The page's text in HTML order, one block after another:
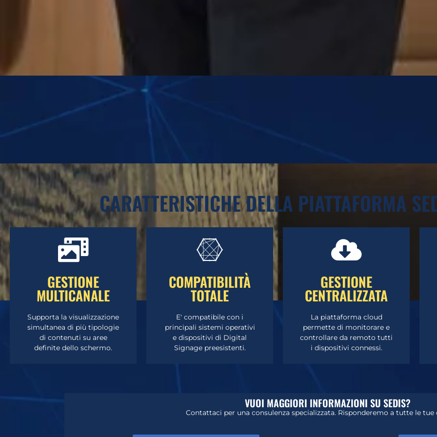
CARATTERISTICHE DELLA PIATTAFORMA
GESTIONE
MULTICANALE
Supporta la visualizzazione
simultanea di più tipologie
di contenuti su aree
definite dello schermo.
VUOI SAPERNE DI PIÙ?
professionale gratuita da
parte di un nostro esperto. COMPATIBILITÀ
TOTALE
E' compatibile con i
principali sistemi operativi
e dispositivi di Digital
Signage preesistenti.
VUOI SAPERNE DI PIÙ?
professionale gratuita da
parte di un nostro esperto. GESTIONE
CENTRALIZZATA
La piattaforma cloud
permette di monitorare e
controllare da remoto tutti
i dispositivi connessi.
VUOI SAPERNE DI PIÙ?
professionale gratuita da
parte di un nostro esperto.
VUOI MAGGIORI INFORMAZIONI SU SEDIS?
Contattaci per una consulenza specializzata. Risponderemo a tutte le tue